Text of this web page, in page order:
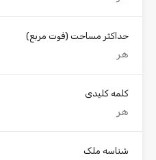
حداکثر مساحت (فوت مربع)
کلمه کلیدی
شناسه ملک